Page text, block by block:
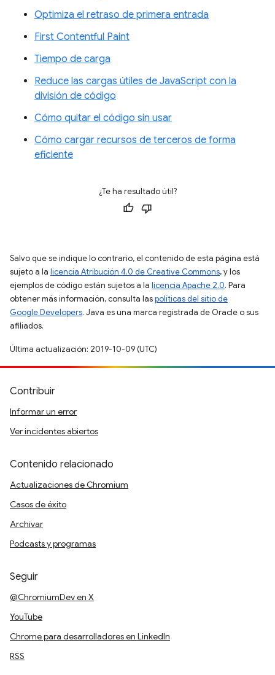
Optimiza el retraso de primera entrada
First Contentful Paint
Tiempo de carga
Reduce las cargas útiles de JavaScript con la
división de código
Cómo quitar el código sin usar
Cómo cargar recursos de terceros de forma
eficiente
¿Te ha resultado útil?
Salvo que se indique lo contrario, el contenido de esta página está
sujeto a la licencia Atribución 4.0 de Creative Commons, y los
ejemplos de código están sujetos a la licencia Apache 2.0. Para
obtener más información, consulta laspolíticas del sitio de
Google Developers. Java es una marca registrada de Oracle o sus
afiliados.
Última actualización: 2019-10-09 (UTC)
Contribuir
Informar un error
Ver incidentes abiertos
Contenido relacionado
Actualizaciones de Chromium
Casos de éxito
Archivar
Podcasts y programas
Seguir
@ChromiumDev en X
YouTube
Chrome para desarrolladores en LinkedIn
RSS